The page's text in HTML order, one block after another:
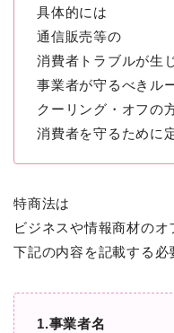
具体的には
通信販売等の
消費者トラブルが生
事業者が守るべきル
クーリング・オフの
消費者を守るために
特商法は
ビジネスや情報商材のオ
下記の内容を記載する必
1.事業者名